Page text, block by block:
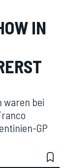
IN
waren bei
GP